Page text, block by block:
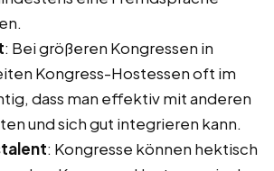
: Bei größeren Kongressen in
Kongress-Hostessen oft im
dass man effektiv mit anderen
und sich gut integrieren kann.
: Kongresse können hektisch